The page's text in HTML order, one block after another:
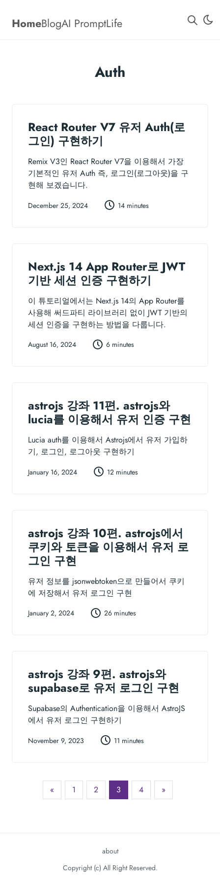
HomeBlogAI PromptLife
Auth
React Router V7 유저 Auth(로
그인) 구현하기
Remix V3인 React Router V7을 이용해서 가장
기본적인 유저 Auth 즉, 로그인(로그아웃)을 구
현해 보겠습니다.
December 25, 2024 14 minutes
Next.js 14 App Router로 JWT
기반 세션 인증 구현하기
이 튜토리얼에서는 Next.js 14의 App Router를
사용해 써드파티 라이브러리 없이 JWT 기반의
세션 인증을 구현하는 방법을 다룹니다.
August 16, 2024 6 minutes
astrojs 강좌 11편. astrojs와
lucia를 이용해서 유저 인증 구현
Lucia auth를 이용해서 Astrojs에서 유저 가입하
기, 로그인, 로그아웃 구현하기
January 16, 2024 12 minutes
astrojs 강좌 10편. astrojs에서
쿠키와 토큰을 이용해서 유저 로
그인 구현
유저 정보를 jsonwebtoken으로 만들어서 쿠키
에 저장해서 유저 로그인 구현
January 2, 2024 26 minutes
astrojs 강좌 9편. astrojs와
supabase로 유저 로그인 구현
Supabase의 Authentication을 이용해서 AstroJS
에서 유저 로그인 구현하기
November 9, 2023 11 minutes
« 1 2 3 4 »
about
Copyright (c) All Right Reserved.